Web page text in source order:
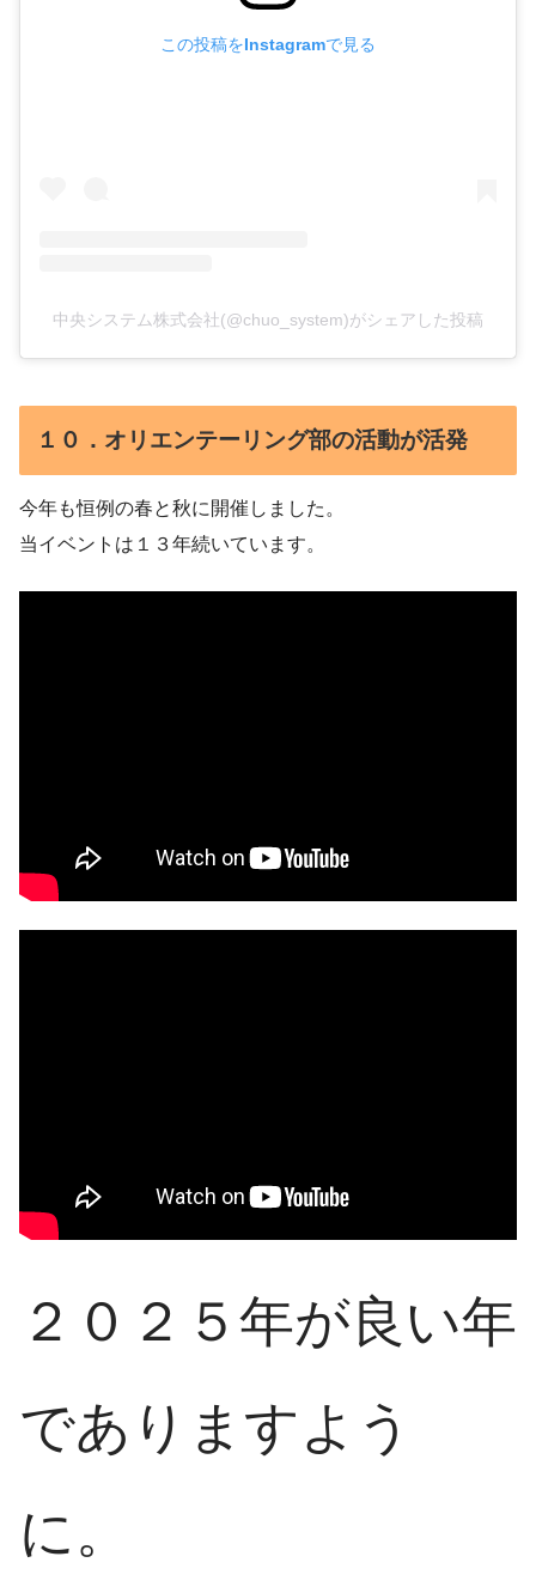
この投稿をInstagramで見る
中央システム株式会社(@chuo_system)がシェアした投稿
１０．オリエンテーリング部の活動が活発
今年も恒例の春と秋に開催しました。
当イベントは１３年続いています。
２０２５年が良い年
でありますよう
に。